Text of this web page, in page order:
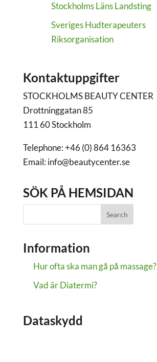
Stockholms Läns Landsting
Sveriges Hudterapeuters
Riksorganisation
Kontaktuppgifter
STOCKHOLMS BEAUTY CENTER
Drottninggatan 85
111 60 Stockholm
Telephone: +46 (0) 864 16363
Email: info@beautycenter.se
SÖK PÅ HEMSIDAN
Information
Hur ofta ska man gå på massage?
Vad är Diatermi?
Dataskydd